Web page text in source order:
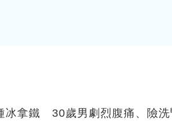
冰拿鐵 30歲男劇烈腹痛、險洗